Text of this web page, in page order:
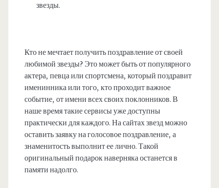
звезды.
Кто не мечтает получить поздравление от своей
любимой звезды? Это может быть от популярного
актера, певца или спортсмена, который поздравит
именинника или того, кто проходит важное
событие, от имени всех своих поклонников. В
наше время такие сервисы уже доступны
практически для каждого. На сайтах звезд можно
оставить заявку на голосовое поздравление, а
знаменитость выполнит ее лично. Такой
оригинальный подарок наверняка останется в
памяти надолго.